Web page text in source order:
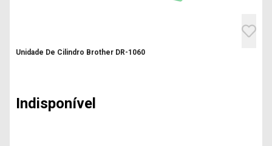
Unidade De Cilindro Brother DR-1060
Indisponível